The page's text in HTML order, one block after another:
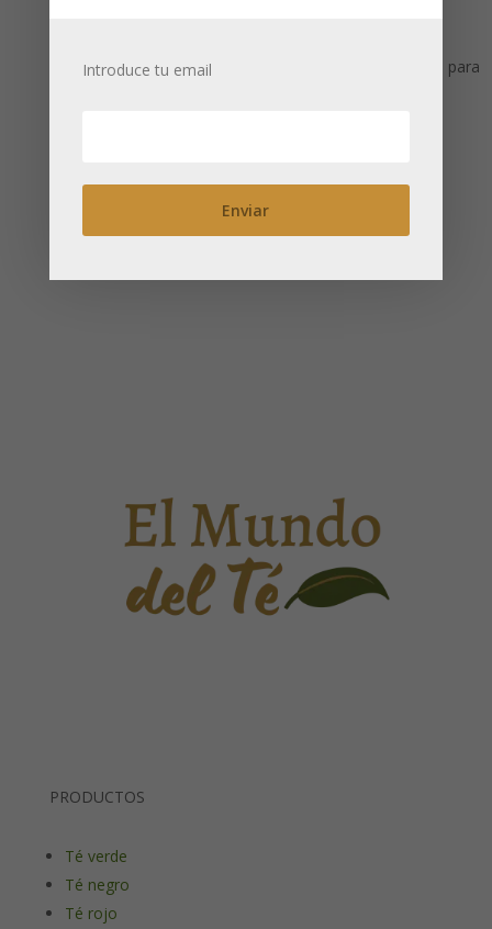
Necesitas estar registrado para
PRODUCTOS
Té verde
Té negro
Té rojo
Introduce tu email